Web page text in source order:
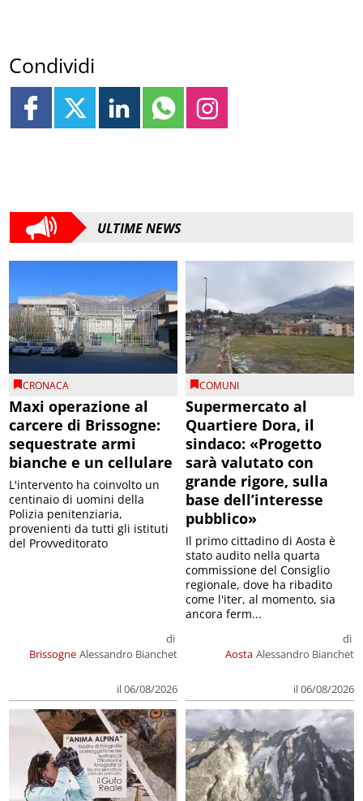
Condividi
ULTIME NEWS
CRONACA
Maxi operazione al
carcere di Brissogne:
sequestrate armi
bianche e un cellulare
Brissogne
di
Alessandro Bianchet
il 06/08/2026
L'intervento ha coinvolto un
centinaio di uomini della
Polizia penitenziaria,
provenienti da tutti gli istituti
del Provveditorato
COMUNI
Supermercato al
Quartiere Dora, il
sindaco: «Progetto
sarà valutato con
grande rigore, sulla
base dell’interesse
pubblico»
Aosta
di
Alessandro Bianchet
il 06/08/2026
Il primo cittadino di Aosta è
stato audito nella quarta
commissione del Consiglio
regionale, dove ha ribadito
come l'iter, al momento, sia
ancora ferm...